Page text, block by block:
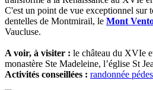
C'est un point de vue exceptionnel sur
dentelles de Montmirail, le Mont
Vaucluse.
A voir, à visiter : le château du XVIe
monastère Ste Madeleine, l’église St
Activités conseillées : randonnée